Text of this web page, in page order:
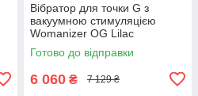
Вібратор для точки G з
вакуумною стимуляцією
Womanizer OG Lilac
Готово до відправки
6 060 ₴ 7 129 ₴